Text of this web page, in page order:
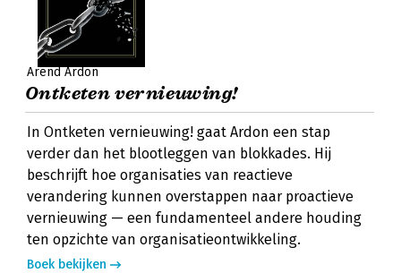
Arend Ardon
Ontketen vernieuwing!
In Ontketen vernieuwing! gaat Ardon een stap
verder dan het blootleggen van blokkades. Hij
beschrijft hoe organisaties van reactieve
verandering kunnen overstappen naar proactieve
vernieuwing — een fundamenteel andere houding
ten opzichte van organisatieontwikkeling.
Boek bekijken